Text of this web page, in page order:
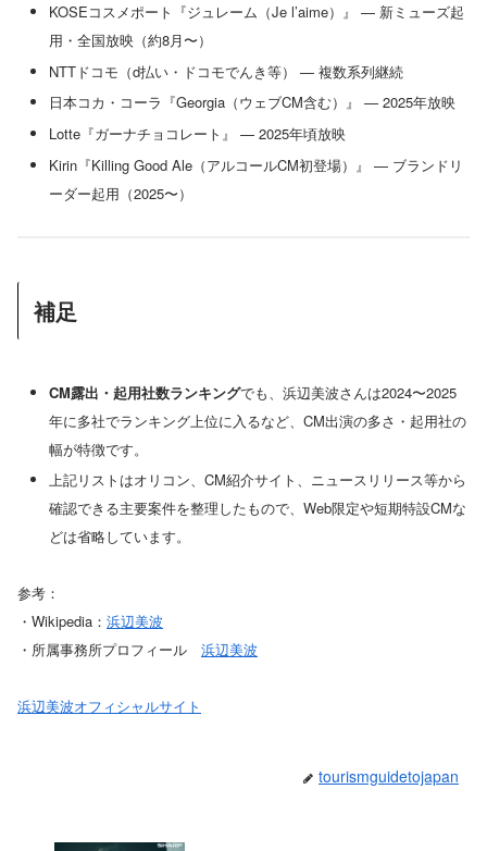
KOSEコスメポート『ジュレーム（Je l’aime）』 — 新ミューズ起
用・全国放映（約8月〜）
NTTドコモ（d払い・ドコモでんき等） — 複数系列継続
日本コカ・コーラ『Georgia（ウェブCM含む）』 — 2025年放映
Lotte『ガーナチョコレート』 — 2025年頃放映
Kirin『Killing Good Ale（アルコールCM初登場）』 — ブランドリ
ーダー起用（2025〜）
補足
CM露出・起用社数ランキングでも、浜辺美波さんは2024〜2025
年に多社でランキング上位に入るなど、CM出演の多さ・起用社の
幅が特徴です。
上記リストはオリコン、CM紹介サイト、ニュースリリース等から
確認できる主要案件を整理したもので、Web限定や短期特設CMな
どは省略しています。
参考：
・Wikipedia： 浜辺美波
・所属事務所プロフィール 浜辺美波
浜辺美波オフィシャルサイト
tourismguidetojapan